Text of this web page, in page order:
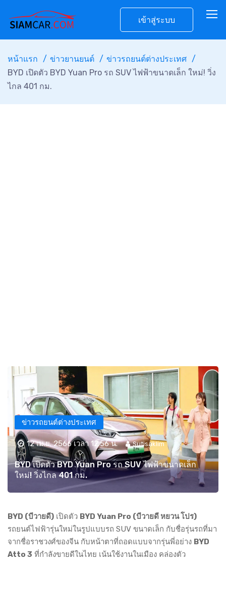
เข้าสู่ระบบ
หน้าแรก ข่าวยานยนต์
ข่าวรถยนต์ต่างประเทศ
BYD เปิดตัว BYD Yuan Pro รถ SUV ไฟฟ้าขนาดเล็ก ใหม่! วิ่ง
ไกล 401 กม.
ข่าวรถยนต์ต่างประเทศ
12 เม.ย. 2566 เวลา 12:56 น. Sutisaklim
BYD เปิดตัว BYD Yuan Pro รถ SUV ไฟฟ้าขนาดเล็ก
ใหม่! วิ่งไกล 401 กม.
BYD (บีวายดี) เปิดตัว BYD Yuan Pro (บีวายดี หยวน โปร)
รถยนต์ไฟฟ้ารุ่นใหม่ในรูปแบบรถ SUV ขนาดเล็ก กับชื่อรุ่นรถที่มา
จากชื่อราชวงศ์ของจีน กับหน้าตาที่ถอดแบบจากรุ่นพี่อย่าง BYD
Atto 3 ที่กำลังขายดีในไทย เน้นใช้งานในเมือง คล่องตัว